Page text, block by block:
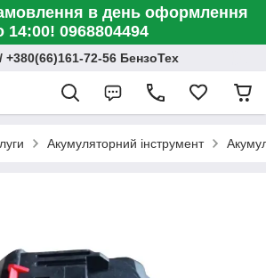
в день оформлення
14:00! 0968804494
+380(66)161-72-56 БензоТех
Акумуляторний інструмент